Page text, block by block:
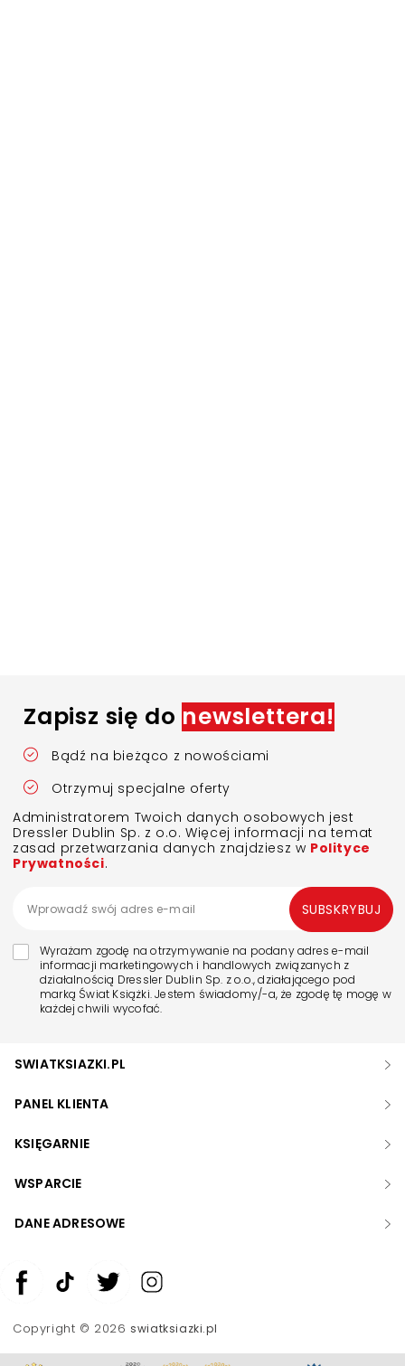
Zapisz się do newslettera!
Bądź na bieżąco z nowościami
Otrzymuj specjalne oferty
Administratorem Twoich danych osobowych jest
Dressler Dublin Sp. z o.o. Więcej informacji na temat
zasad przetwarzania danych znajdziesz w Polityce
Prywatności.
Wyrażam zgodę na otrzymywanie na podany adres e-mail
informacji marketingowych i handlowych związanych z
działalnością Dressler Dublin Sp. z o.o., działającego pod
marką Świat Książki. Jestem świadomy/-a, że zgodę tę mogę w
każdej chwili wycofać.
SUBSKRYBUJ
SWIATKSIAZKI.PL
PANEL KLIENTA
KSIĘGARNIE
WSPARCIE
DANE ADRESOWE
Copyright © 2026swiatksiazki.pl
Zwiększ rozmiar czcionki